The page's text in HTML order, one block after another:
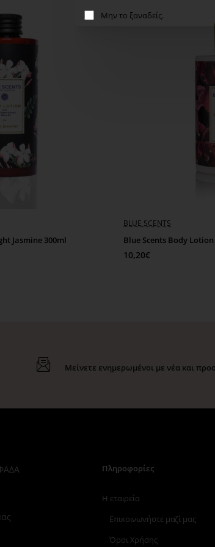
Μην το ξαναδείς.
Jasmine 300ml
BLUE SCENTS
Blue Scents Body
10,20€
Μείνετε ενημερωμένοι με νέα και
Πληροφορίες
Η εταιρεία
Επικοινωνήστε μαζί μας
Όροι Χρήσης